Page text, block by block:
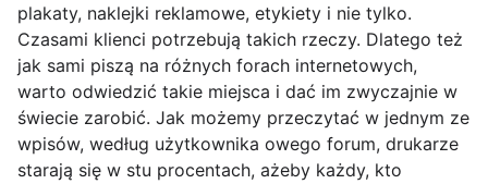
plakaty, naklejki reklamowe, etykiety i nie tylko.
Czasami klienci potrzebują takich rzeczy. Dlatego też
jak sami piszą na różnych forach internetowych,
warto odwiedzić takie miejsca i dać im zwyczajnie w
świecie zarobić. Jak możemy przeczytać w jednym ze
wpisów, według użytkownika owego forum, drukarze
starają się w stu procentach, ażeby każdy, kto